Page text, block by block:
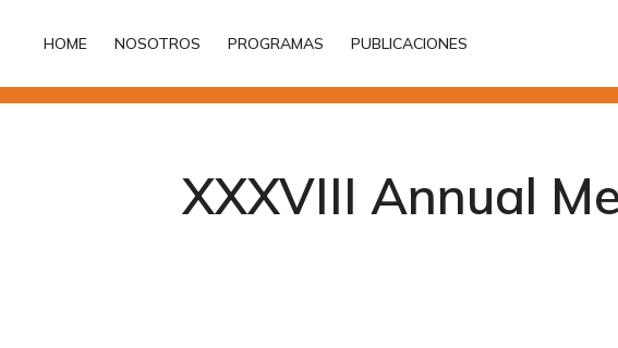
HOME NOSOTROS PROGRAMAS PUBLICACIONES
XXXVIII Annual